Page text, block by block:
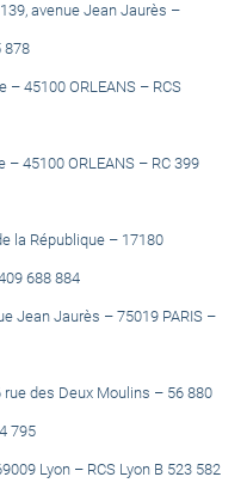
avenue Jean Jaurès –
878
– 45100 ORLEANS – RCS
– 45100 ORLEANS – RC 399
la République – 17180
688 884
Jean Jaurès – 75019 PARIS –
des Deux Moulins – 56 880
795
Lyon – RCS Lyon B 523 582